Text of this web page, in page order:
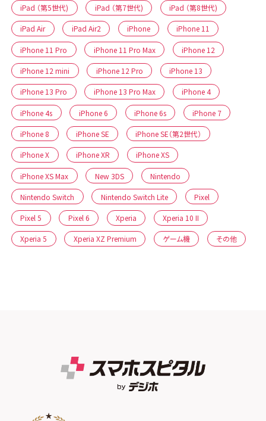
iPad （第5世代) iPad （第7世代) iPad （第8世代)
iPad Air iPad Air2 iPhone iPhone 11
iPhone 11 Pro iPhone 11 Pro Max iPhone 12
iPhone 12 mini iPhone 12 Pro iPhone 13
iPhone 13 Pro iPhone 13 Pro Max iPhone 4
iPhone 4s iPhone 6 iPhone 6s iPhone 7
iPhone 8 iPhone SE iPhone SE（第2世代）
iPhone X iPhone XR iPhone XS
iPhone XS Max New 3DS Nintendo
Nintendo Switch Nintendo Switch Lite Pixel
Pixel 5 Pixel 6 Xperia Xperia 10 II
Xperia 5 Xperia XZ Premium ゲーム機 その他